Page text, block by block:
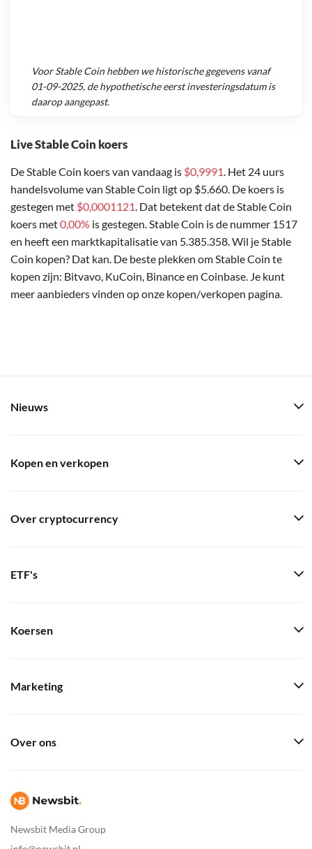
Live Stable Coin koers
De Stable Coin koers van vandaag is $0,9991. Het 24 uurs
handelsvolume van Stable Coin ligt op $5.660. De koers is
gestegen met $0,0001121. Dat betekent dat de Stable Coin
koers met0,00% is gestegen. Stable Coin is de nummer 1517
en heeft een marktkapitalisatie van 5.385.358. Wil je Stable
Coin kopen? Dat kan. De beste plekken om Stable Coin te
kopen zijn: Bitvavo, KuCoin, Binance en Coinbase. Je kunt
meer aanbieders vinden op onze kopen/verkopen pagina.
VoorStable Coinhebben we historische gegevens vanaf
01-09-2025, de hypothetische eerst investeringsdatum is
daarop aangepast.
Newsbit Media Group
Nieuws
Kopen en verkopen
Over cryptocurrency
ETF's
Koersen
Marketing
Over ons